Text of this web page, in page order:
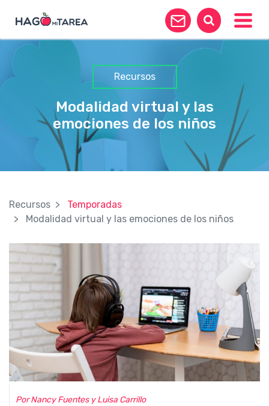
Recursos
Modalidad virtual y las
emociones de los niños
Recursos
Temporadas
Modalidad virtual y las emociones de los niños
Por Nancy Fuentes y Luisa Carrillo